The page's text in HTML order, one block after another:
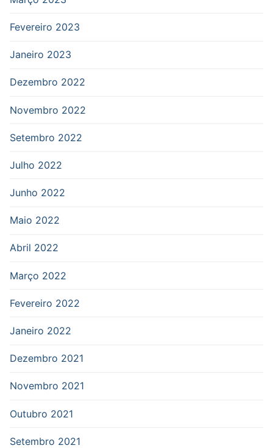
Fevereiro 2023
Janeiro 2023
Dezembro 2022
Novembro 2022
Setembro 2022
Julho 2022
Junho 2022
Maio 2022
Abril 2022
Março 2022
Fevereiro 2022
Janeiro 2022
Dezembro 2021
Novembro 2021
Outubro 2021
Setembro 2021